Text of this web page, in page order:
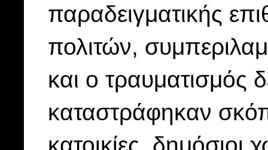
παραδειγματικής
πολιτών,
και ο
καταστράφηκαν